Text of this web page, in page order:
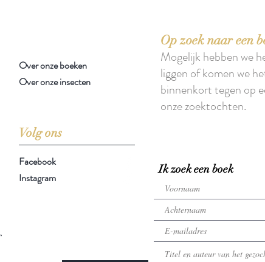
Volg ons
Op zoek naar een
Mogelijk hebben we
liggen of komen we
binnenkort tegen op
onze zoektochten.
Facebook
Instagram
Ik zoek een boek
Over onze boeken
Over onze insecten